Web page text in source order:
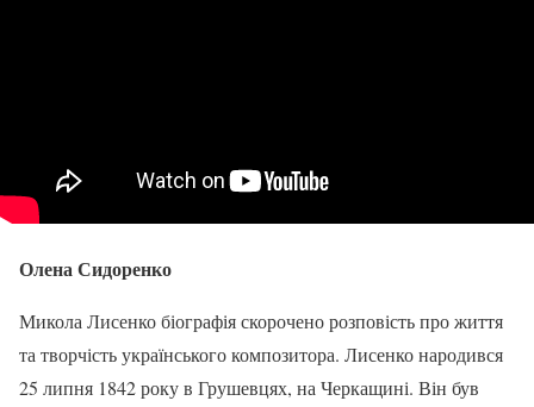
Олена Сидоренко
Микола Лисенко біографія скорочено розповість про життя
та творчість українського композитора. Лисенко народився
25 липня 1842 року в Грушевцях, на Черкащині. Він був